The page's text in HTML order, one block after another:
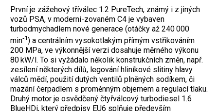
První je zážehový tříválec 1.2 PureTech, známý i z jiných
vozů PSA, v moderni-zovaném C4 je vybaven
turbodmychadlem nové generace (otáčky až 240 000
min‑1) a centrálním vysokotlakým přímým vstřikováním
200 MPa, ve výkonnější verzi dosahuje měrného výkonu
80 kW/l. To si vyžádalo několik konstrukčních změn, např.
zesílení některých dílů, legování hliníkové slitiny hlavy
válců mědí, použití dutých ventilů plněných sodíkem, či
mazání čerpadlem s proměnným objemem a regulací tlaku.
Druhý motor je osvědčený čtyřválcový turbodiesel 1.6
BlueHDi, který předpisy EU6 splňuje především